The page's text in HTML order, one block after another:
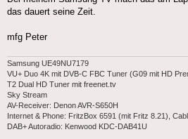
das dauert seine Zeit.
mfg Peter
Samsung UE49NU7179
VU+ Duo 4K mit DVB-C FBC Tuner (G09 mit HD
T2 Dual HD Tuner mit freenet.tv
Sky Stream
AV-Receiver: Denon AVR-S650H
Internet & Phone: FritzBox 6591 (mit Fritz 8.21),
DAB+ Autoradio: Kenwood KDC-DAB41U